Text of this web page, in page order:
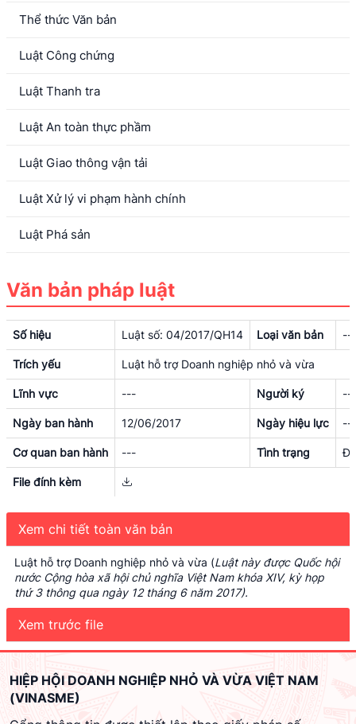
Thể thức Văn bản
Luật Công chứng
Luật Thanh tra
Luật An toàn thực phầm
Luật Giao thông vận tải
Luật Xử lý vi phạm hành chính
Luật Phá sản
Văn bản pháp luật
Số hiệu Luật số: 04/2017/QH14 Loại văn bản ---
Trích yếu Luật hỗ trợ Doanh nghiệp nhỏ và vừa
Lĩnh vực --- Người ký ---
Ngày ban hành 12/06/2017 Ngày hiệu lực ---
Cơ quan ban hành --- Tình trạng
File đính kèm
Xem chi tiết toàn văn bản
Luật hỗ trợ Doanh nghiệp nhỏ và vừa (Luật này được Quốc hội
nước Cộng hòa xã hội chủ nghĩa Việt Nam khóa XIV, kỳ họp
thứ 3 thông qua ngày 12 tháng 6 năm 2017).
Xem trước file
HIỆP HỘI DOANH NGHIỆP NHỎ VÀ VỪA VIỆT NAM
(VINASME)